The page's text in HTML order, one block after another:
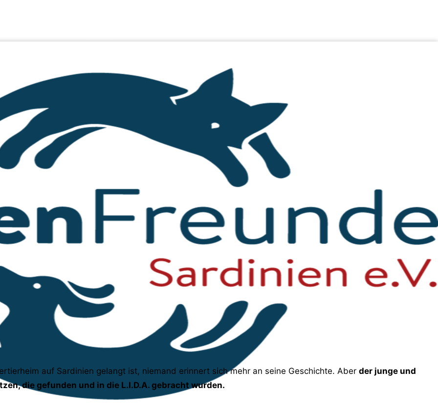
auf Sardinien gelangt ist, niemand erinnert sich mehr an seine Geschichte. Aber der junge und
die gefunden und in die L.I.D.A. gebracht wurden.